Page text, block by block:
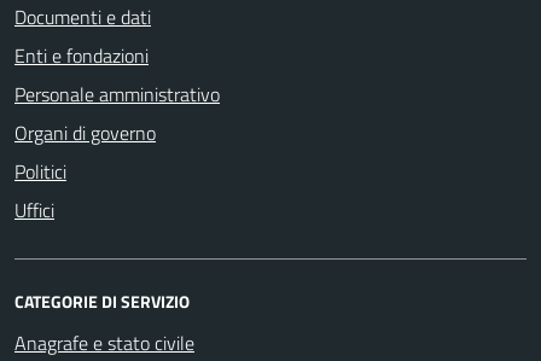
Documenti e dati
Enti e fondazioni
Personale amministrativo
Organi di governo
Politici
Uffici
CATEGORIE DI SERVIZIO
Anagrafe e stato civile